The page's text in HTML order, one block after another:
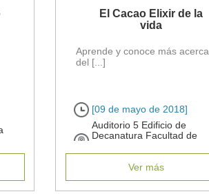
El Cacao Elixir de la
vida
Aprende y conoce más acerca
del [...]
[09 de mayo de 2018]
Auditorio 5 Edificio de
Decanatura Facultad de
Zootecnia U.N.
Ver más